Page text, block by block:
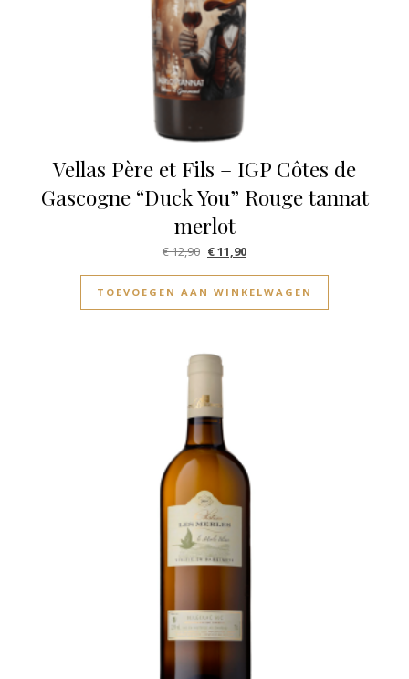
Vellas Père et Fils – IGP Côtes de
Gascogne “Duck You” Rouge tannat
merlot
€12,90 Oorspronkelijke prijs was: € 12,90.
€11,90Huidige prijs is: € 11,90.
TOEVOEGEN AAN WINKELWAGEN